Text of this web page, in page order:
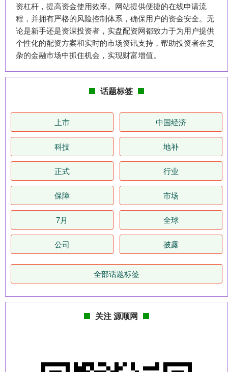
资杠杆，提高资金使用效率。网站提供便捷的在线申请流
程，并拥有严格的风险控制体系，确保用户的资金安全。无
论是新手还是资深投资者，实盘配资网都致力于为用户提供
个性化的配资方案和实时的市场资讯支持，帮助投资者在复
杂的金融市场中抓住机会，实现财富增值。
话题标签
上市 中国经济
科技 地补
正式 行业
保障 市场
7月 全球
公司 披露
全部话题标签
关注 源顺网